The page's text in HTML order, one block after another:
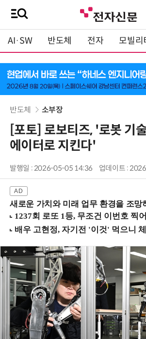
AI·SW 반도체 전자 모빌리
반도체 소부장
[포토] 로보티즈, '로봇 기
에이터로 지킨다'
발행일 : 2026-05-05 14:36 업데이트 :
새로운 가치와 미래 업무 환경을 조망하는 AI Smart Work